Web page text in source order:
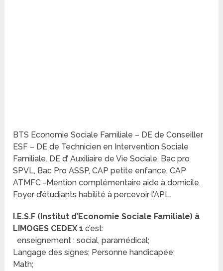
BTS Economie Sociale Familiale – DE de Conseiller
ESF – DE de Technicien en Intervention Sociale
Familiale. DE d’ Auxiliaire de Vie Sociale. Bac pro
SPVL, Bac Pro ASSP, CAP petite enfance, CAP
ATMFC -Mention complémentaire aide à domicile.
Foyer d’étudiants habilité à percevoir l’APL.
I.E.S.F (Institut d’Economie Sociale Familiale) à
LIMOGES CEDEX 1 c’est:
enseignement : social, paramédical;
Langage des signes; Personne handicapée;
Math;